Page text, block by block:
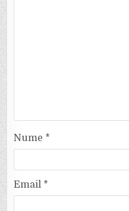
Nume *
Email *